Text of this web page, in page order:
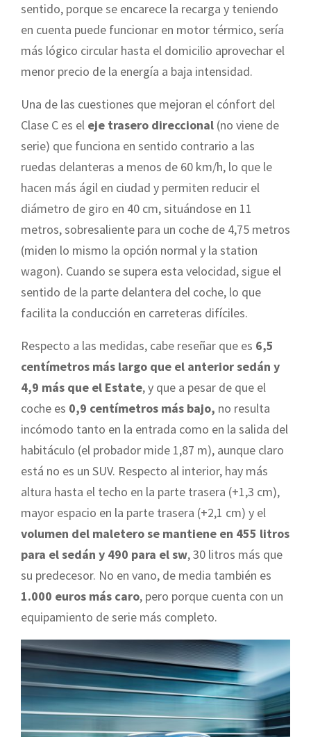
sentido, porque se encarece la recarga y teniendo
en cuenta puede funcionar en motor térmico, sería
más lógico circular hasta el domicilio aprovechar el
menor precio de la energía a baja intensidad.
Una de las cuestiones que mejoran el cónfort del
Clase C es el eje trasero direccional (no viene de
serie) que funciona en sentido contrario a las
ruedas delanteras a menos de 60 km/h, lo que le
hacen más ágil en ciudad y permiten reducir el
diámetro de giro en 40 cm, situándose en 11
metros, sobresaliente para un coche de 4,75 metros
(miden lo mismo la opción normal y la station
wagon). Cuando se supera esta velocidad, sigue el
sentido de la parte delantera del coche, lo que
facilita la conducción en carreteras difíciles.
Respecto a las medidas, cabe reseñar que es 6,5
centímetros más largo que el anterior sedán y
4,9 más que el Estate, y que a pesar de que el
coche es 0,9 centímetros más bajo, no resulta
incómodo tanto en la entrada como en la salida del
habitáculo (el probador mide 1,87 m), aunque claro
está no es un SUV. Respecto al interior, hay más
altura hasta el techo en la parte trasera (+1,3 cm),
mayor espacio en la parte trasera (+2,1 cm) y el
volumen del maletero se mantiene en 455 litros
para el sedán y 490 para el sw, 30 litros más que
su predecesor. No en vano, de media también es
1.000 euros más caro, pero porque cuenta con un
equipamiento de serie más completo.